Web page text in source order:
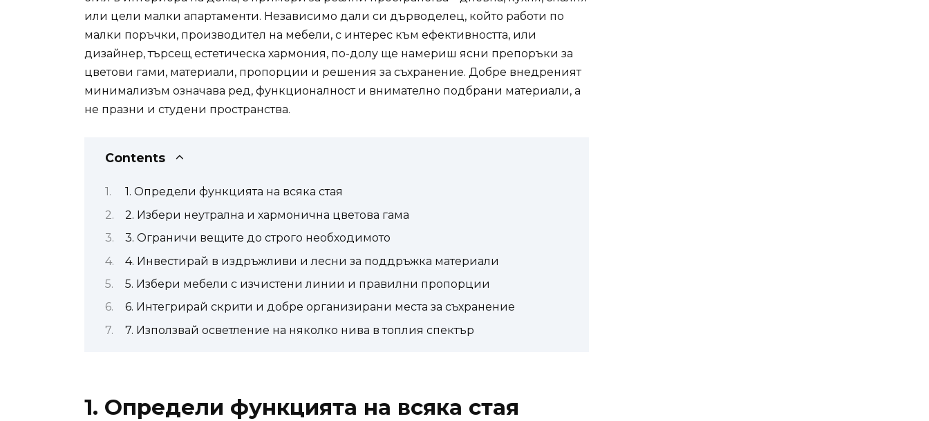
или цели малки апартаменти. Независимо дали си дърводелец, който работи по
малки поръчки, производител на мебели, с интерес към ефективността, или
дизайнер, търсещ естетическа хармония, по-долу ще намериш ясни препоръки за
цветови гами, материали, пропорции и решения за съхранение. Добре внедреният
минимализъм означава ред, функционалност и внимателно подбрани материали, а
не празни и студени пространства.
Contents
1. Определи функцията на всяка стая
2. Избери неутрална и хармонична цветова гама
3. Ограничи вещите до строго необходимото
4. Инвестирай в издръжливи и лесни за поддръжка материали
5. Избери мебели с изчистени линии и правилни пропорции
6. Интегрирай скрити и добре организирани места за съхранение
7. Използвай осветление на няколко нива в топлия спектър
1. Определи функцията на всяка стая